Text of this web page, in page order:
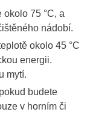
okolo 75 °C, a
nádobí.
okolo 45 °C
energii.
mytí.
budete
v horním či